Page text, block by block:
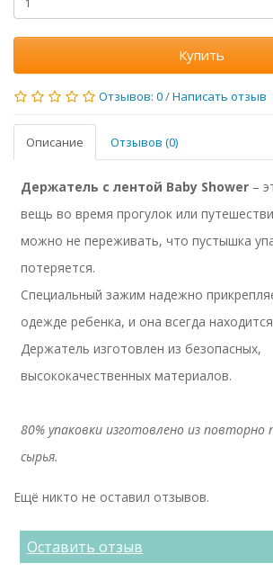
Купить
Отзывов: 0/Написать отзыв
Описание Отзывов (0)
Держатель с лентой Baby Shower –
вещь во время прогулок или
можно не переживать, что пустышка
потеряется.
Специальный зажим надежно
одежде ребенка, и она всегда
Держатель изготовлен из безопасных,
высококачественных материалов.
80% упаковки изготовлено из повторно
сырья.
Ещё никто не оставил отзывов.
Оставить отзыв